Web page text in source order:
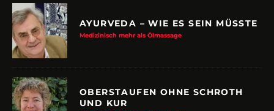
AYURVEDA – WIE ES SEIN MÜSSTE
Medizinisch mehr als Ölmassage
OBERSTAUFEN OHNE SCHROTH
UND KUR